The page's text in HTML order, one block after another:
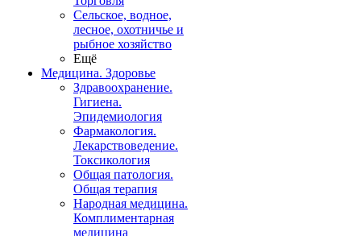
Сельское, водное,
лесное, охотничье и
рыбное хозяйство
Ещё
Медицина. Здоровье
Здравоохранение.
Гигиена.
Эпидемиология
Фармакология.
Лекарствоведение.
Токсикология
Общая патология.
Общая терапия
Народная медицина.
Комплиментарная
медицина